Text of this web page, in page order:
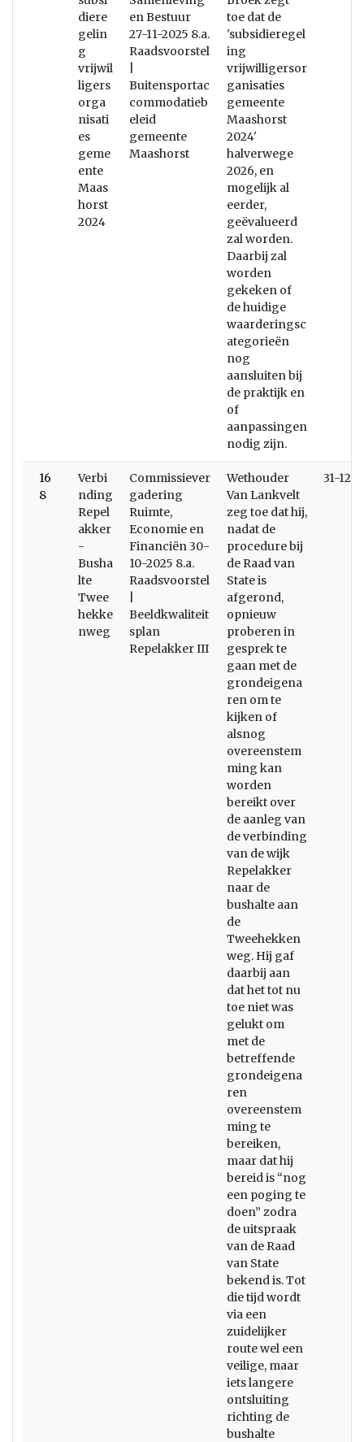
diere
gelin
g
vrijwil
ligers
orga
nisati
es
geme
ente
Maas
horst
2024
en Bestuur
27-11-2025 8.a.
Raadsvoorstel
Buitensportac
commodatieb
eleid
gemeente
Maashorst
toe dat de
'subsidieregel
ing
vrijwilligersor
ganisaties
gemeente
Maashorst
2024'
halverwege
2026, en
mogelijk al
eerder,
geëvalueerd
zal worden.
Daarbij zal
worden
gekeken of
de huidige
waarderingsc
ategorieën
nog
aansluiten bij
de praktijk en
of
aanpassingen
nodig zijn.
16
8
Verbi
nding
Repel
akker
-
Busha
lte
Twee
hekke
nweg
Commissiever
gadering
Ruimte,
Economie en
Financiën 30-
10-2025 8.a.
Raadsvoorstel
Beeldkwaliteit
splan
Repelakker III
Wethouder
Van Lankvelt
zeg toe dat hij,
nadat de
procedure bij
de Raad van
State is
afgerond,
opnieuw
proberen in
gesprek te
gaan met de
grondeigena
ren om te
kijken of
alsnog
overeenstem
ming kan
worden
bereikt over
de aanleg van
de verbinding
van de wijk
Repelakker
naar de
bushalte aan
de
Tweehekken
weg. Hij gaf
daarbij aan
dat het tot nu
toe niet was
gelukt om
met de
betreffende
grondeigena
ren
overeenstem
ming te
bereiken,
maar dat hij
bereid is “nog
een poging te
doen” zodra
de uitspraak
van de Raad
van State
bekend is. Tot
die tijd wordt
via een
zuidelijker
route wel een
veilige, maar
iets langere
ontsluiting
richting de
bushalte
31-12-